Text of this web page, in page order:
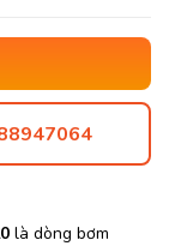
là dòng bơm